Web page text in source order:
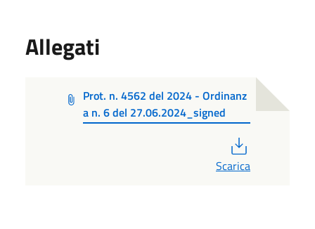
Allegati
Prot. n. 4562 del 2024 - Ordinanz
a n. 6 del 27.06.2024_signed
Scarica